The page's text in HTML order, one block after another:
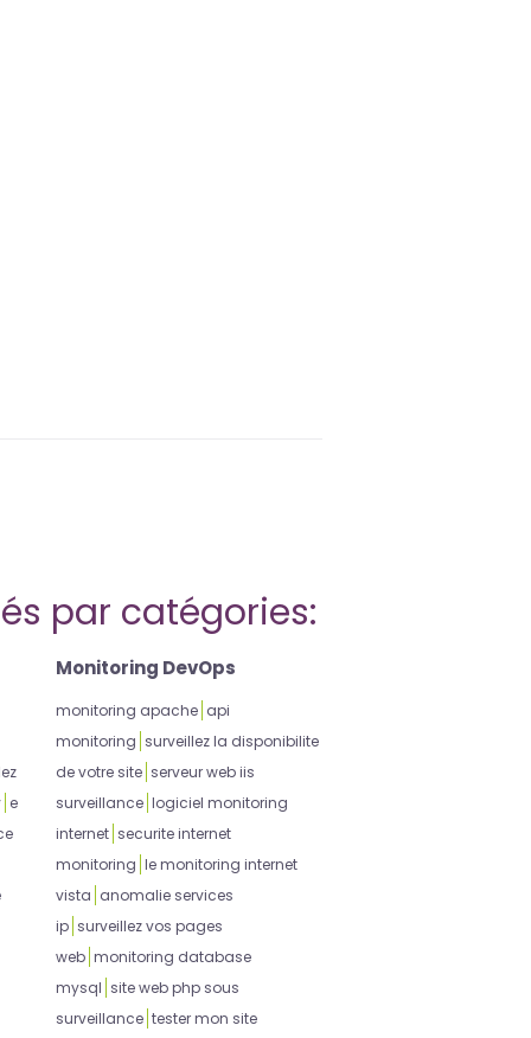
par catégories:
e
Monitoring DevOps
monitoring apache api
monitoring surveillez la disponibilite
de votre site serveur web iis
surveillance logiciel monitoring
internet securite internet
monitoring le monitoring internet
vista anomalie services
ip surveillez vos pages
web monitoring database
mysql site web php sous
surveillance tester mon site